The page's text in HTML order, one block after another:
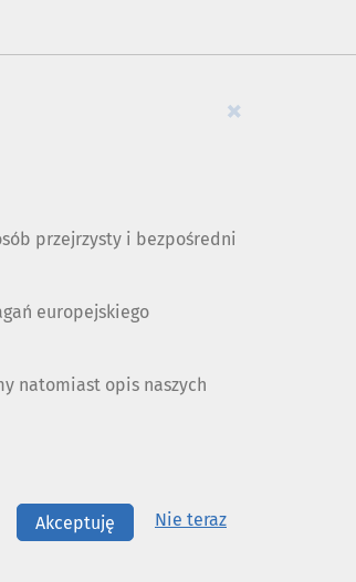
×
przejrzysty i bezpośredni
europejskiego
natomiast opis naszych
Akceptuję Nie teraz